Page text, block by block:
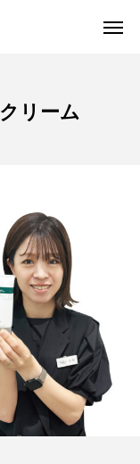
リーム